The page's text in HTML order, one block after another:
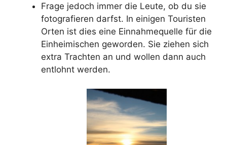
Frage jedoch immer die Leute, ob du sie
fotografieren darfst. In einigen Touristen
Orten ist dies eine Einnahmequelle für die
Einheimischen geworden. Sie ziehen sich
extra Trachten an und wollen dann auch
entlohnt werden.